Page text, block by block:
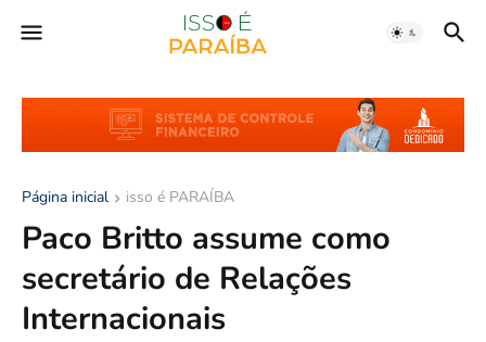
Página inicial isso é PARAÍBA
Paco Britto assume como
secretário de Relações
Internacionais